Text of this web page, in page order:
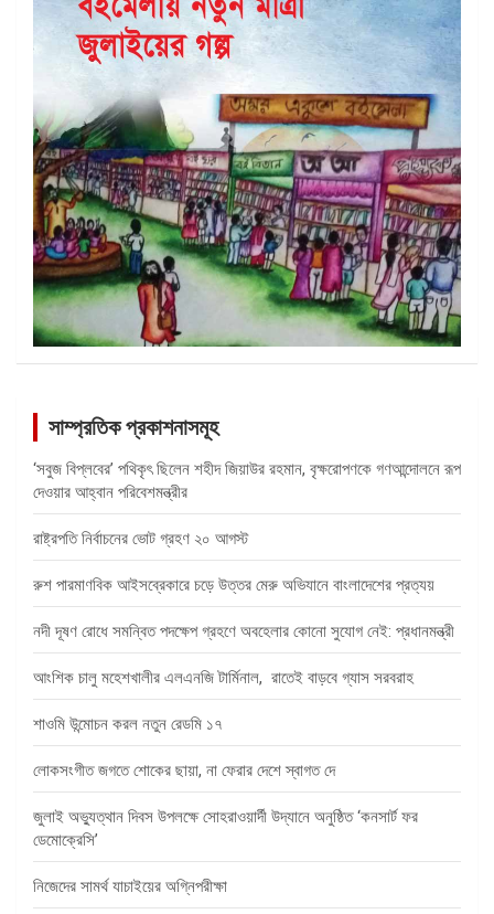
সাম্প্রতিক প্রকাশনাসমূহ
‘সবুজ বিপ্লবের’ পথিকৃৎ ছিলেন শহীদ জিয়াউর রহমান, বৃক্ষরোপণকে গণআন্দোলনে রূপ
দেওয়ার আহ্বান পরিবেশমন্ত্রীর
রাষ্ট্রপতি নির্বাচনের ভোট গ্রহণ ২০ আগস্ট
রুশ পারমাণবিক আইসব্রেকারে চড়ে উত্তর মেরু অভিযানে বাংলাদেশের প্রত্যয়
নদী দূষণ রোধে সমন্বিত পদক্ষেপ গ্রহণে অবহেলার কোনো সুযোগ নেই: প্রধানমন্ত্রী
আংশিক চালু মহেশখালীর এলএনজি টার্মিনাল, রাতেই বাড়বে গ্যাস সরবরাহ
শাওমি উন্মোচন করল নতুন রেডমি ১৭
লোকসংগীত জগতে শোকের ছায়া, না ফেরার দেশে স্বাগত দে
জুলাই অভ্যুত্থান দিবস উপলক্ষে সোহরাওয়ার্দী উদ্যানে অনুষ্ঠিত ‘কনসার্ট ফর
ডেমোক্রেসি’
নিজেদের সামর্থ যাচাইয়ের অগ্নিপরীক্ষা